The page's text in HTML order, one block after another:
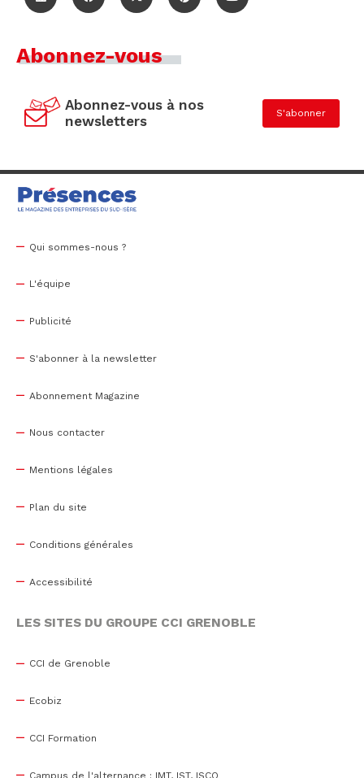
Abonnez-vous
Abonnez-vous à nos
newsletters
S'abonner
Qui sommes-nous ?
L'équipe
Publicité
S'abonner à la newsletter
Abonnement Magazine
Nous contacter
Mentions légales
Plan du site
Conditions générales
Accessibilité
LES SITES DU GROUPE CCI GRENOBLE
CCI de Grenoble
Ecobiz
CCI Formation
Campus de l'alternance : IMT, IST, ISCO